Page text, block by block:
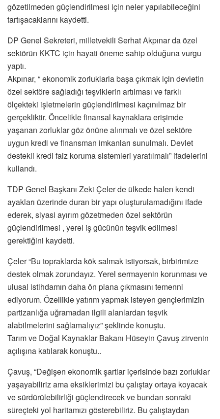
gözetilmeden güçlendirilmesi için neler yapılabileceğini
tartışacaklarını kaydetti.
DP Genel Sekreteri, milletvekili Serhat Akpınar da özel
sektörün KKTC için hayati öneme sahip olduğuna vurgu
yaptı.
Akpınar, “ ekonomik zorluklarla başa çıkmak için devletin
özel sektöre sağladığı teşviklerin artılması ve farklı
ölçekteki işletmelerin güçlendirilmesi kaçınılmaz bir
gerçekliktir. Öncelikle finansal kaynaklara erişimde
yaşanan zorluklar göz önüne alınmalı ve özel sektöre
uygun kredi ve finansman imkanları sunulmalı. Devlet
destekli kredi faiz koruma sistemleri yaratılmalı” ifadelerini
kullandı.
TDP Genel Başkanı Zeki Çeler de ülkede halen kendi
ayakları üzerinde duran bir yapı oluşturulamadığını ifade
ederek, siyasi ayırım gözetmeden özel sektörün
güçlendirilmesi , yerel iş gücünün teşvik edilmesi
gerektiğini kaydetti.
Çeler “Bu topraklarda kök salmak istiyorsak, birbirimize
destek olmak zorundayız. Yerel sermayenin korunması ve
ulusal istihdamın daha ön plana çıkmasını temenni
ediyorum. Özellikle yatırım yapmak isteyen gençlerimizin
partizanlığa uğramadan ilgili alanlardan teşvik
alabilmelerini sağlamalıyız” şeklinde konuştu.
Tarım ve Doğal Kaynaklar Bakanı Hüseyin Çavuş zirvenin
açılışına katılarak konuştu..
Çavuş, “Değişen ekonomik şartlar içerisinde bazı zorluklar
yaşayabiliriz ama eksiklerimizi bu çalıştay ortaya koyacak
ve sürdürülebilirliği güçlendirecek ve bundan sonraki
süreçteki yol haritamızı gösterebiliriz. Bu çalıştaydan